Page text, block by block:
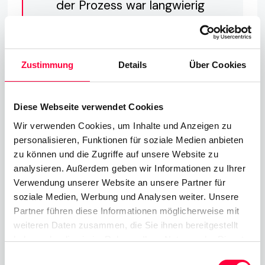
Zustimmung Details Über Cookies
Diese Webseite verwendet Cookies
Wir verwenden Cookies, um Inhalte und Anzeigen zu
personalisieren, Funktionen für soziale Medien anbieten
zu können und die Zugriffe auf unsere Website zu
analysieren. Außerdem geben wir Informationen zu Ihrer
Verwendung unserer Website an unsere Partner für
soziale Medien, Werbung und Analysen weiter. Unsere
Partner führen diese Informationen möglicherweise mit
weiteren Daten zusammen, die Sie ihnen bereitgestellt
haben oder die sie im Rahmen Ihrer Nutzung der Dienste
der Prozess war langwierig
neuen Call-Flip-Taste
können unsere Kunden nun
Klick an andere Geräte
weiterleiten, was den
Prozess erheblich
vereinfacht und damit eine
weitere Funktion
bereitstellt, die unseren
Kunden dabei hilft, ihren